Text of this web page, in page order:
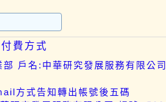
付費方式
戶名:中華研究發展服務有限公
方式告知轉出帳號後五碼